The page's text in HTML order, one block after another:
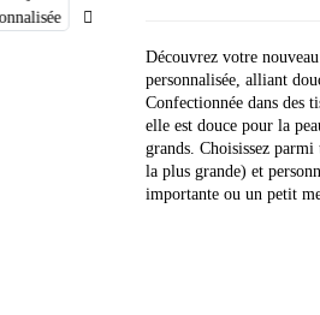
Découvrez votre
personnalisée, alliant
Confectionnée dans des
elle est douce pour la
grands. Choisissez
la plus grande) et
importante ou un petit